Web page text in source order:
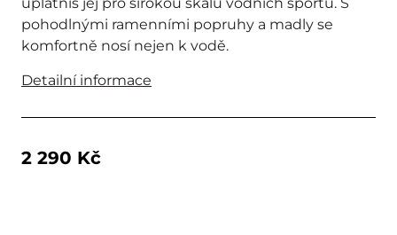
pohodlnými ramenními popruhy a madly se
komfortně nosí nejen k vodě.
Detailní informace
2 290 Kč